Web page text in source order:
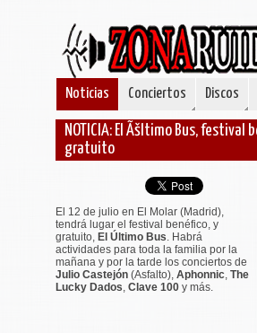
Noticias Conciertos Discos
NOTICIA: El Ãšltimo Bus, festival
gratuito
El 12 de julio en El Molar (Madrid),
tendrá lugar el festival benéfico, y
gratuito, El Último Bus . Habrá
actividades para toda la familia por la
mañana y por la tarde los conciertos de
Julio Castejón (Asfalto), Aphonnic The
Lucky Dados Clave 100 y más.